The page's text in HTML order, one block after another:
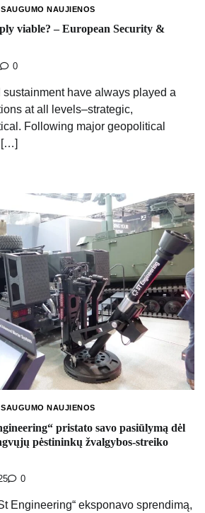
NAUJIENOS
viable? – European Security &
0
have always played a
at all levels–strategic,
Following major geopolitical
[…]
NAUJIENOS
pristato savo pasiūlymą dėl
pėstininkų žvalgybos-streiko
0
Engineering“ eksponavo sprendimą,